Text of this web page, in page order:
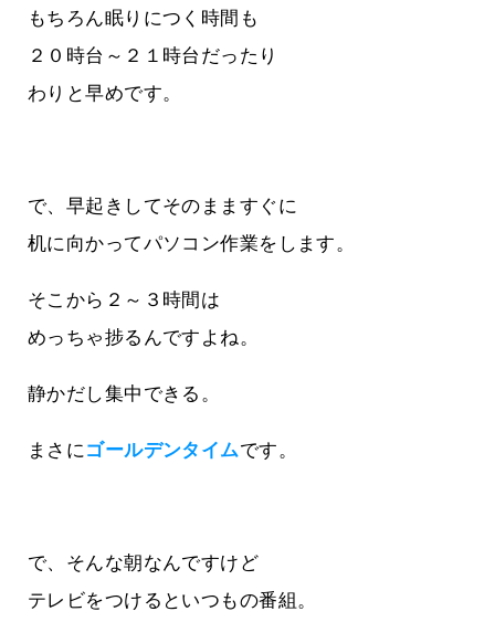
もちろん眠りにつく時間も
２０時台～２１時台だったり
わりと早めです。
で、早起きしてそのまますぐに
机に向かってパソコン作業をします。
そこから２～３時間は
めっちゃ捗るんですよね。
静かだし集中できる。
まさに ゴールデンタイムです。
で、そんな朝なんですけど
テレビをつけるといつもの番組。